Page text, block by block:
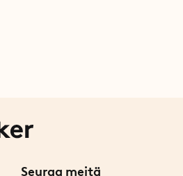
Seuraa meitä